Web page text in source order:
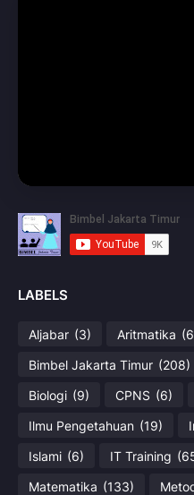
LABELS
Aljabar (3) Aritmatika
Bimbel Jakarta Timur (208)
Biologi (9) CPNS (6)
Ilmu Pengetahuan (19)
Islami (6) IT Training
Matematika (133)